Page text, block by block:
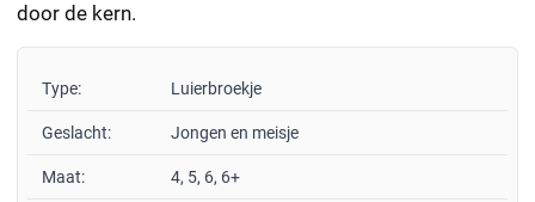
door de kern.
Type: Luierbroekje
Geslacht: Jongen en meisje
Maat: 4, 5, 6, 6+